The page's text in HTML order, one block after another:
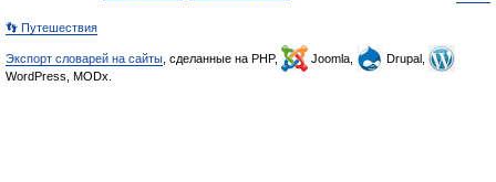
👣 Путешествия
Экспорт словарей на сайты , сделанные на PHP, Joomla,
Drupal,
WordPress, MODx.